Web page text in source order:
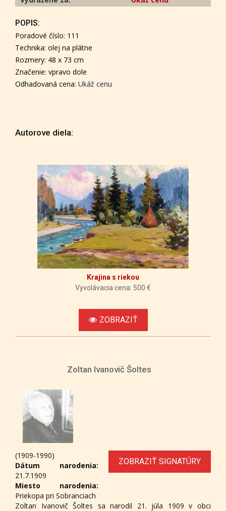
POPIS:
Poradové číslo: 111
Technika: olej na plátne
Rozmery: 48 x 73 cm
Značenie: vpravo dole
Odhadovaná cena: Ukáž cenu
Autorove diela:
Krajina s riekou
Vyvolávacia cena: 500 €
ZOBRAZIŤ
Zoltan Ivanovič Šoltes
ZOBRAZIŤ SIGNATÚRY
(1909-1990)
Dátum narodenia:
21.7.1909
Miesto narodenia:
Priekopa pri Sobranciach
Zoltan Ivanovič Šoltes sa narodil 21. júla 1909 v obci